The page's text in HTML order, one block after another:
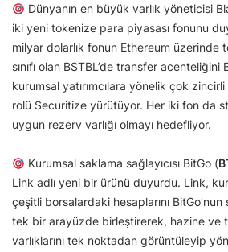
Dünyanın en büyük varlık yöneticisi
iki yeni tokenize para piyasası fonunu
milyar dolarlık fonun Ethereum üzerinde
sınıfı olan BSTBL’de transfer
kurumsal yatırımcılara yönelik çok
rolü Securitize yürütüyor. Her iki fon da
uygun rezerv varlığı olmayı hedefliyor.
Kurumsal saklama sağlayıcısı BitGo (
Link adlı yeni bir ürünü duyurdu. Link,
çeşitli borsalardaki hesaplarını
tek bir arayüzde birleştirerek, hazine ve
varlıklarını tek noktadan görüntüleyip